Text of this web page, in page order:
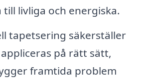
livliga och energiska.
tapetsering säkerställer
på rätt sätt,
framtida problem